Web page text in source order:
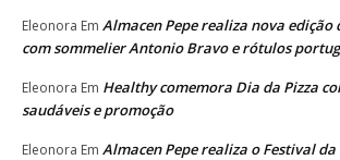
Eleonora Em Almacen Pepe realiza nova edição
com sommelier Antonio Bravo e rótulos
Eleonora Em Healthy comemora Dia da Pizza
saudáveis e promoção
Eleonora Em Almacen Pepe realiza o Festival